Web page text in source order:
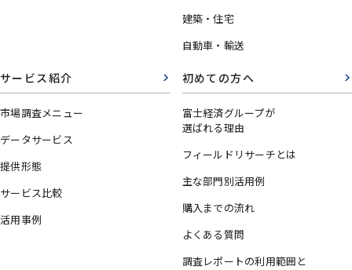
建築・住宅
自動車・輸送
サービス紹介
市場調査メニュー
データサービス
提供形態
サービス比較
活用事例
初めての方へ
富士経済グループが
選ばれる理由
フィールドリサーチとは
主な部門別活用例
購入までの流れ
よくある質問
調査レポートの利用範囲と